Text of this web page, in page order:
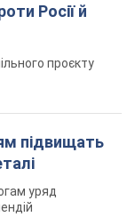
Росії й
проєкту
підвищать
уряд